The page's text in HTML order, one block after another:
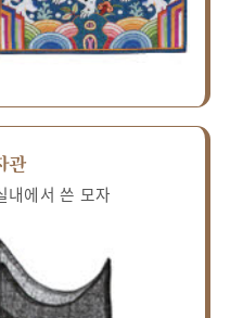
관
내에서 쓴 모자